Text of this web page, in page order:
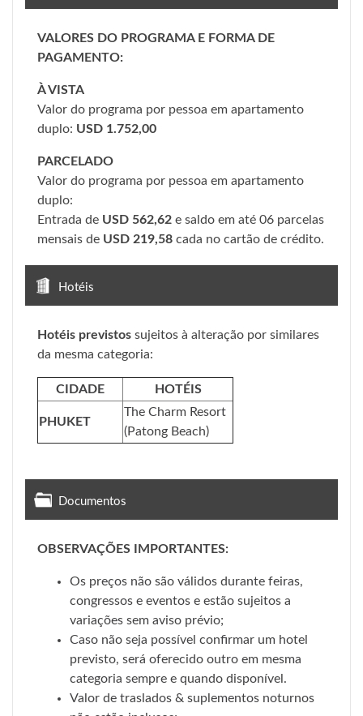
VALORES DO PROGRAMA E FORMA DE
PAGAMENTO:
À VISTA
Valor do programa por pessoa em apartamento
duplo: USD 1.752,00
PARCELADO
Valor do programa por pessoa em apartamento
duplo:
Entrada de USD 562,62 e saldo em até 06 parcelas
mensais de USD 219,58 cada no cartão de crédito.
Hotéis
Hotéis previstos sujeitos à alteração por similares
da mesma categoria:
CIDADE HOTÉIS
PHUKET
The Charm Resort
(Patong Beach)
Documentos
OBSERVAÇÕES IMPORTANTES:
Os preços não são válidos durante feiras,
congressos e eventos e estão sujeitos a
variações sem aviso prévio;
Caso não seja possível confirmar um hotel
previsto, será oferecido outro em mesma
categoria sempre e quando disponível.
Valor de traslados & suplementos noturnos